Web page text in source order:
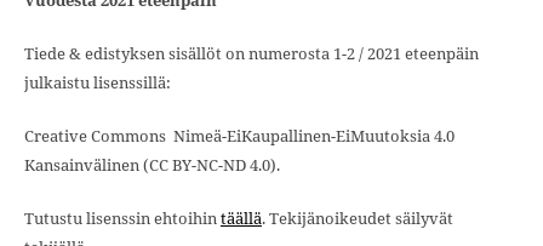
Tiede & edistyksen sisällöt on numerosta 1-2 / 2021 eteenpäin
julkaistu lisenssillä:
Creative Commons Nimeä-EiKaupallinen-EiMuutoksia 4.0
Kansainvälinen (CC BY-NC-ND 4.0).
Tutustu lisenssin ehtoihintäällä. Tekijänoikeudet säilyvät